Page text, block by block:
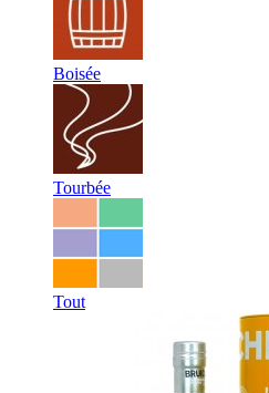
Boisée
Tourbée
Tout